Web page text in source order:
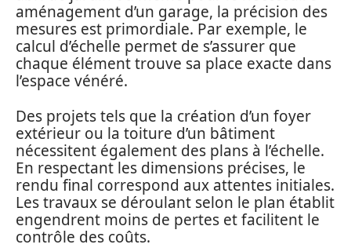
aménagement d’un garage, la précision des
mesures est primordiale. Par exemple, le
calcul d’échelle permet de s’assurer que
chaque élément trouve sa place exacte dans
l’espace vénéré.
Des projets tels que la création d’un foyer
extérieur ou la toiture d’un bâtiment
nécessitent également des plans à l’échelle.
En respectant les dimensions précises, le
rendu final correspond aux attentes initiales.
Les travaux se déroulant selon le plan établit
engendrent moins de pertes et facilitent le
contrôle des coûts.